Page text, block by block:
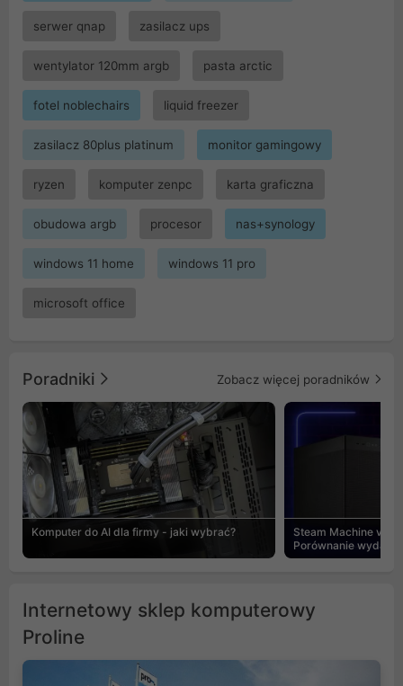
serwer qnap zasilacz ups
wentylator 120mm argb pasta arctic
fotel noblechairs liquid freezer
zasilacz 80plus platinum monitor gamingowy
ryzen komputer zenpc karta graficzna
obudowa argb procesor nas+synology
windows 11 home windows 11 pro
microsoft office
Poradniki Zobacz więcej poradników
Komputer do AI dla firmy - jaki wybrać?
Steam Machine vs
Porównanie
Internetowy sklep komputerowy
Proline